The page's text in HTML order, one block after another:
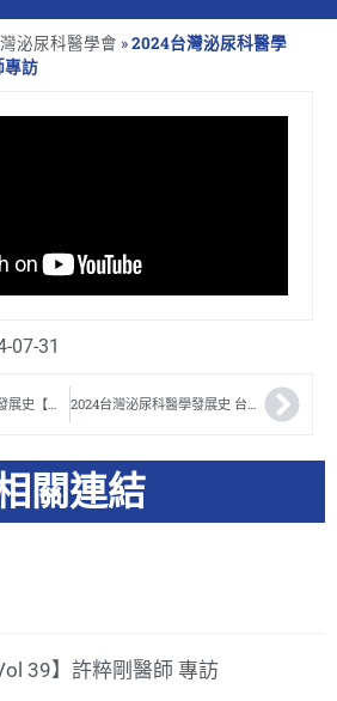
泌尿科醫學會 »2024台灣泌尿科醫學
專訪
07-31
2024台灣泌尿科醫學發展史【曹智惟】醫師專訪 2024台灣泌尿科醫學發展史 台灣泌尿科醫學會 第23屆秘書長【許毓昭】醫師專訪
關連結
39】許粹剛醫師 專訪